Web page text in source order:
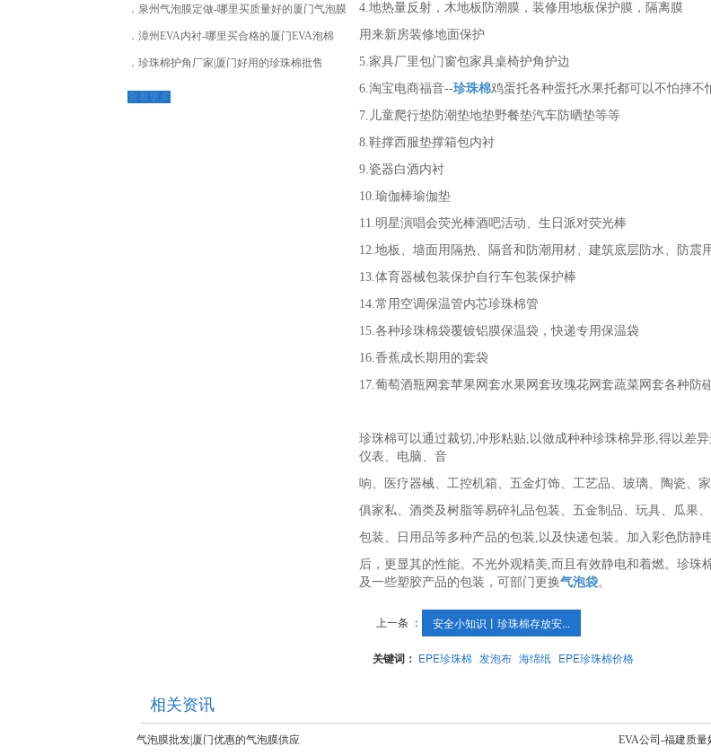
4.地热量反射，木地板防潮膜，装修用地板保护膜，隔离膜
用来新房装修地面保护
5.家具厂里包门窗包家具桌椅护角护边
6.淘宝电商福音--珍珠棉鸡蛋托各种蛋托水果托都可以不怕摔不
7.儿童爬行垫防潮垫地垫野餐垫汽车防晒垫等等
8.鞋撑西服垫撑箱包内衬
9.瓷器白酒内衬
10.瑜伽棒瑜伽垫
11.明星演唱会荧光棒酒吧活动、生日派对荧光棒
12.地板、墙面用隔热、隔音和防潮用材、建筑底层防水、防震用
13.体育器械包装保护自行车包装保护棒
14.常用空调保温管内芯珍珠棉管
15.各种珍珠棉袋覆镀铝膜保温袋，快递专用保温袋
16.香蕉成长期用的套袋
17.葡萄酒瓶网套苹果网套水果网套玫瑰花网套蔬菜网套各种防
珍珠棉可以通过裁切,冲形粘贴,以做成种种珍珠棉异形,得以差
仪表、电脑、音
响、医疗器械、工控机箱、五金灯饰、工艺品、玻璃、陶瓷、
俱家私、酒类及树脂等易碎礼品包装、五金制品、玩具、瓜果
包装、日用品等多种产品的包装,以及快递包装。加入彩色防静
后，更显其的性能。不光外观精美,而且有效静电和着燃。珍
及一些塑胶产品的包装，可部门更换气泡袋。
上一条 ： 安全小知识丨珍珠棉存放安...
关键词： EPE珍珠棉 发泡布 海绵纸 EPE珍珠棉价格
泉州气泡膜定做-哪里买质量好的厦门气泡膜
漳州EVA内衬-哪里买合格的厦门EVA泡棉
珍珠棉护角厂家|厦门好用的珍珠棉批售
查看更多
相关资讯
气泡膜批发|厦门优惠的气泡膜供应 EVA公司-福建质量